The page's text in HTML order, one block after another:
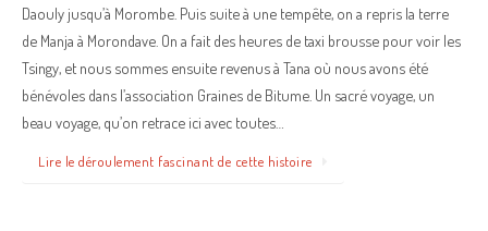
Daouly jusqu’à Morombe. Puis suite à une tempête, on a repris la terre
de Manja à Morondave. On a fait des heures de taxi brousse pour voir les
Tsingy, et nous sommes ensuite revenus à Tana où nous avons été
bénévoles dans l’association Graines de Bitume. Un sacré voyage, un
beau voyage, qu’on retrace ici avec toutes…
Lire le déroulement fascinant de cette histoire